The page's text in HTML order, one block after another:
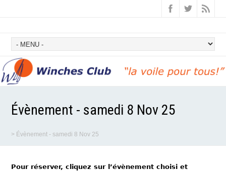
Évènement - samedi 8 Nov 25
> Évènement - samedi 8 Nov 25
Pour réserver, cliquez sur l’évènement choisi et